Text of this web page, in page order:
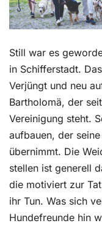
Still war es
in Schifferstadt.
Verjüngt und neu
Bartholomä, der
Vereinigung steht.
aufbauen, der
übernimmt. Die
stellen ist generell
die motiviert zur
ihr Tun. Was sich
Hundefreunde hin